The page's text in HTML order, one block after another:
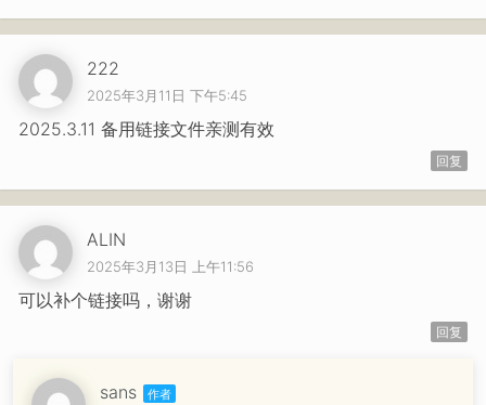
222
2025年3月11日 下午5:45
2025.3.11 备用链接文件亲测有效
回复
ALIN
2025年3月13日 上午11:56
可以补个链接吗，谢谢
回复
sans